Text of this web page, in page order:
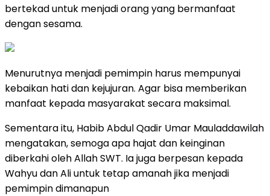
bertekad untuk menjadi orang yang bermanfaat
dengan sesama.
Menurutnya menjadi pemimpin harus mempunyai
kebaikan hati dan kejujuran. Agar bisa memberikan
manfaat kepada masyarakat secara maksimal.
Sementara itu, Habib Abdul Qadir Umar Mauladdawilah
mengatakan, semoga apa hajat dan keinginan
diberkahi oleh Allah SWT. Ia juga berpesan kepada
Wahyu dan Ali untuk tetap amanah jika menjadi
pemimpin dimanapun